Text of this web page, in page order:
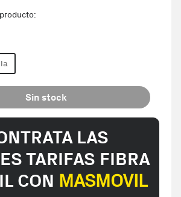
Sin stock
LAS
TARIFAS FIBRA
CON MASMOVIL